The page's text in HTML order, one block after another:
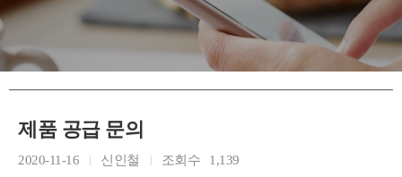
제품 공급 문의
2020-11-16 신인철 조회수 1,139